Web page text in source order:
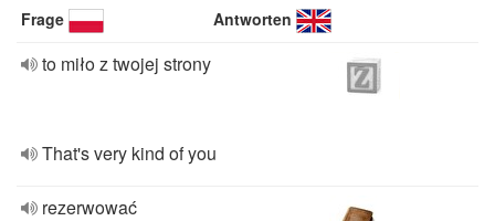
Frage Antworten
to miło z twojej strony
That's very kind of you
rezerwować